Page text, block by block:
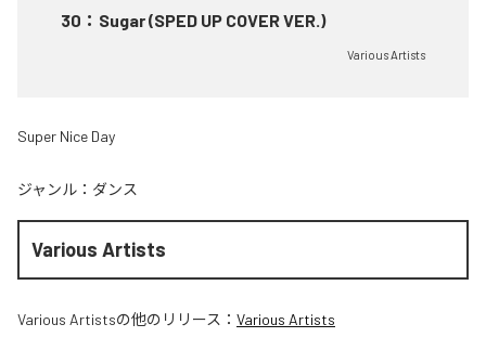
30 ： Sugar (SPED UP COVER VER.)
Various Artists
Super Nice Day
ジャンル： ダンス
Various Artists
Various Artistsの他のリリース： Various Artists